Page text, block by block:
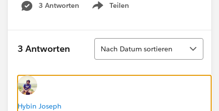
3 Antworten
Teilen
Show menu
3 Antworten
Sortieren
Nach Datum sortieren
Hybin Joseph